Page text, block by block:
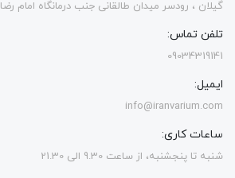
گیلان ، رودسر میدان طالقانی جنب درمانگاه امام رضا
تلفن تماس:
09034319141
ایمیل:
info@iranvarium.com
ساعات کاری:
شنبه تا پنجشنبه، از ساعت 9.30 الی 21.30